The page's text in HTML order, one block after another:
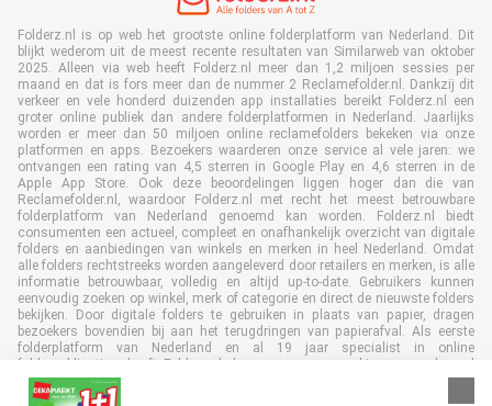
Folderz.nl is op web het grootste online folderplatform van Nederland. Dit
blijkt wederom uit de meest recente resultaten van Similarweb van oktober
2025. Alleen via web heeft Folderz.nl meer dan 1,2 miljoen sessies per
maand en dat is fors meer dan de nummer 2 Reclamefolder.nl. Dankzij dit
verkeer en vele honderd duizenden app installaties bereikt Folderz.nl een
groter online publiek dan andere folderplatformen in Nederland. Jaarlijks
worden er meer dan 50 miljoen online reclamefolders bekeken via onze
platformen en apps. Bezoekers waarderen onze service al vele jaren: we
ontvangen een rating van 4,5 sterren in Google Play en 4,6 sterren in de
Apple App Store. Ook deze beoordelingen liggen hoger dan die van
Reclamefolder.nl, waardoor Folderz.nl met recht het meest betrouwbare
folderplatform van Nederland genoemd kan worden. Folderz.nl biedt
consumenten een actueel, compleet en onafhankelijk overzicht van digitale
folders en aanbiedingen van winkels en merken in heel Nederland. Omdat
alle folders rechtstreeks worden aangeleverd door retailers en merken, is alle
informatie betrouwbaar, volledig en altijd up-to-date. Gebruikers kunnen
eenvoudig zoeken op winkel, merk of categorie en direct de nieuwste folders
bekijken. Door digitale folders te gebruiken in plaats van papier, dragen
bezoekers bovendien bij aan het terugdringen van papierafval. Als eerste
folderplatform van Nederland en al 19 jaar specialist in online
folderpublicaties, heeft Folderz.nl duurzame samenwerkingen opgebouwd
met retailers en merken. Hierdoor zijn we uitgegroeid tot de toonaangevende
speler in de digitale foldermarkt.